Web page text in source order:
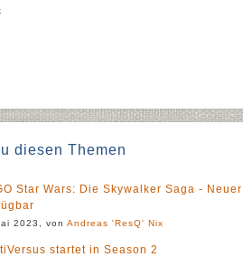
diesen Themen
Star Wars: Die Skywalker Saga -
2023, von Andreas 'ResQ' Nix
startet in Season 2